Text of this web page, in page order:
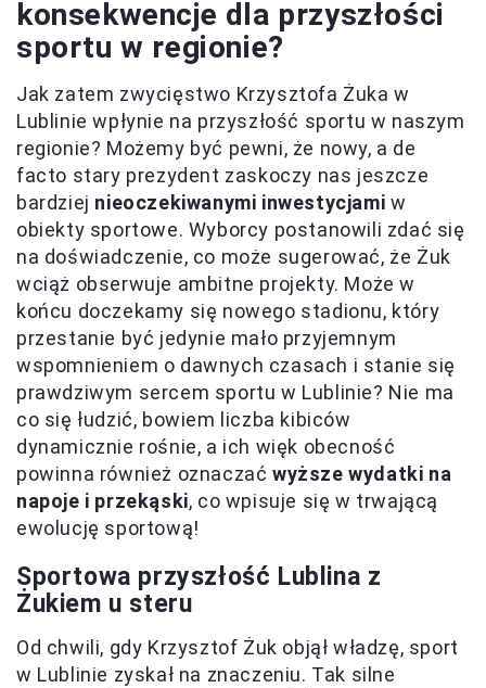
konsekwencje dla przyszłości
sportu w regionie?
Jak zatem zwycięstwo Krzysztofa Żuka w
Lublinie wpłynie na przyszłość sportu w naszym
regionie? Możemy być pewni, że nowy, a de
facto stary prezydent zaskoczy nas jeszcze
bardziej nieoczekiwanymi inwestycjami w
obiekty sportowe. Wyborcy postanowili zdać się
na doświadczenie, co może sugerować, że Żuk
wciąż obserwuje ambitne projekty. Może w
końcu doczekamy się nowego stadionu, który
przestanie być jedynie mało przyjemnym
wspomnieniem o dawnych czasach i stanie się
prawdziwym sercem sportu w Lublinie? Nie ma
co się łudzić, bowiem liczba kibiców
dynamicznie rośnie, a ich więk obecność
powinna również oznaczaćwyższe wydatki na
napoje i przekąski, co wpisuje się w trwającą
ewolucję sportową!
Sportowa przyszłość Lublina z
Żukiem u steru
Od chwili, gdy Krzysztof Żuk objął władzę, sport
w Lublinie zyskał na znaczeniu. Tak silne